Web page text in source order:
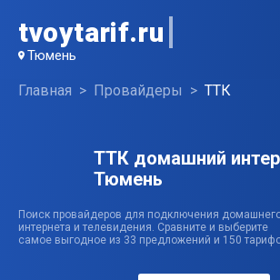
tvoytarif.ru
Тюмень
Главная Провайдеры ТТК
ТТК домашний
Тюмень
Поиск провайдеров для подключения
интернета и телевидения. Сравните и выберите
самое выгодное из 33 предложений и 150